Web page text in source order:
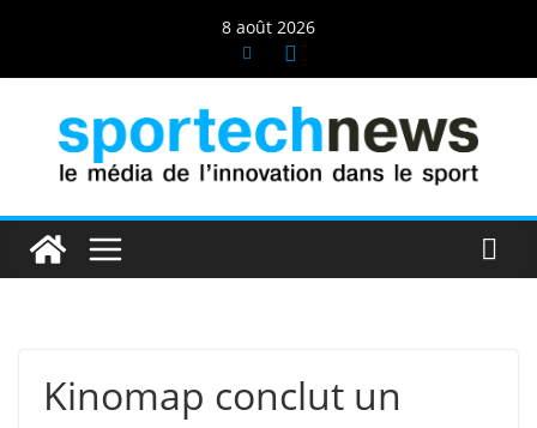
contenu
8 août 2026
Kinomap conclut un